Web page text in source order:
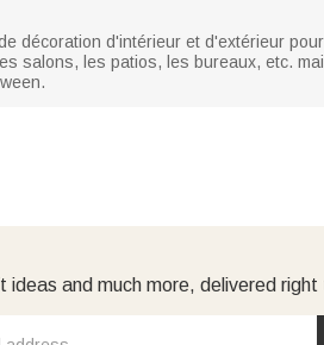
décoration d'intérieur et d'extérieur
salons, les patios, les bureaux, etc.
ideas and much more, delivered right